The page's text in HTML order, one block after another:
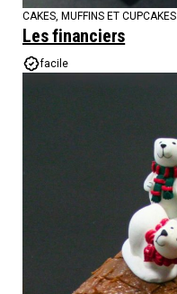
CAKES, MUFFINS ET CUPCAKES
Les financiers
facile